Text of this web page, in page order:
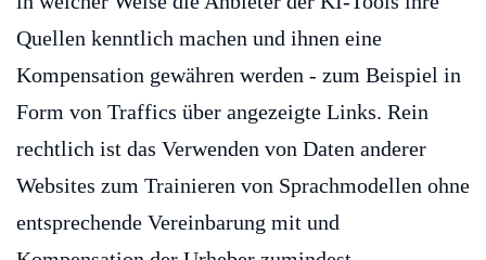
Quellen kenntlich machen und ihnen eine
Kompensation gewähren werden - zum Beispiel in
Form von Traffics über angezeigte Links. Rein
rechtlich ist das Verwenden von Daten anderer
Websites zum Trainieren von Sprachmodellen ohne
entsprechende Vereinbarung mit und